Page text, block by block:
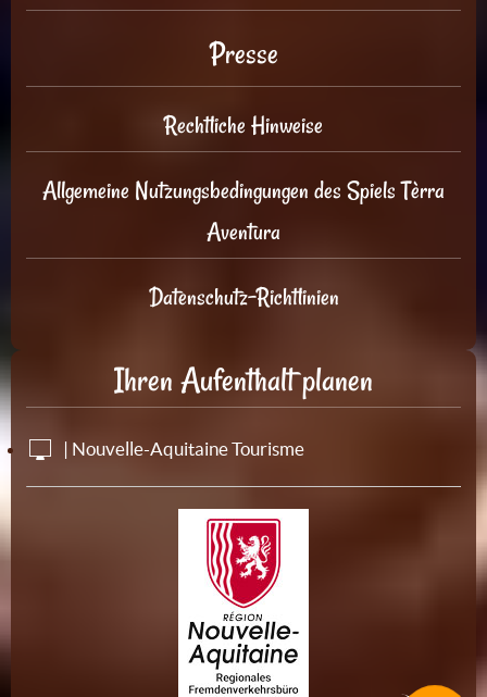
Presse
Rechtliche Hinweise
Allgemeine Nutzungsbedingungen des Spiels Tèrra
Aventura
Datenschutz-Richtlinien
Ihren Aufenthalt planen
| Nouvelle-Aquitaine Tourisme